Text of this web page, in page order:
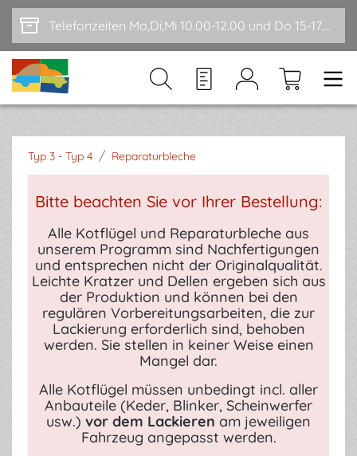
Zum Hauptinhalt springen Telefonzeiten Mo,Di,Mi 10.00-12.00 und Do 15-17.00
Typ 3 - Typ 4 / Reparaturbleche
Bitte beachten Sie vor Ihrer Bestellung:
Alle Kotflügel und Reparaturbleche aus
unserem Programm sind Nachfertigungen
und entsprechen nicht der Originalqualität.
Leichte Kratzer und Dellen ergeben sich aus
der Produktion und können bei den
regulären Vorbereitungsarbeiten, die zur
Lackierung erforderlich sind, behoben
werden. Sie stellen in keiner Weise einen
Mangel dar.
Alle Kotflügel müssen unbedingt incl. aller
Anbauteile (Keder, Blinker, Scheinwerfer
usw.) vor dem Lackieren am jeweiligen
Fahrzeug angepasst werden.